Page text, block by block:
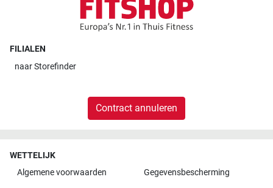
FILIALEN
naarStorefinder
Contract annuleren
WETTELIJK
Algemene voorwaarden
Gegevensbescherming